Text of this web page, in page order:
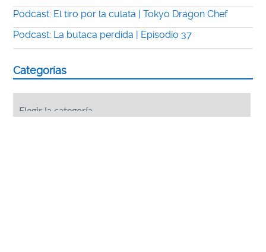
Podcast: El tiro por la culata | Tokyo Dragon Chef
Podcast: La butaca perdida | Episodio 37
Categorías